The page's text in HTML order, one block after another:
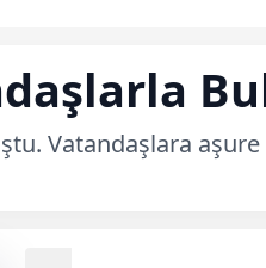
Vatandaşlara